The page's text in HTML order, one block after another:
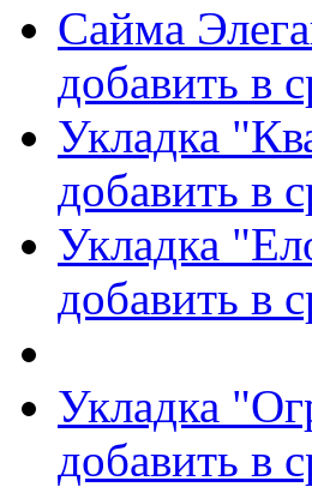
Сайма
добавить в
Укладка
добавить в
Укладка
добавить в
Укладка
добавить в